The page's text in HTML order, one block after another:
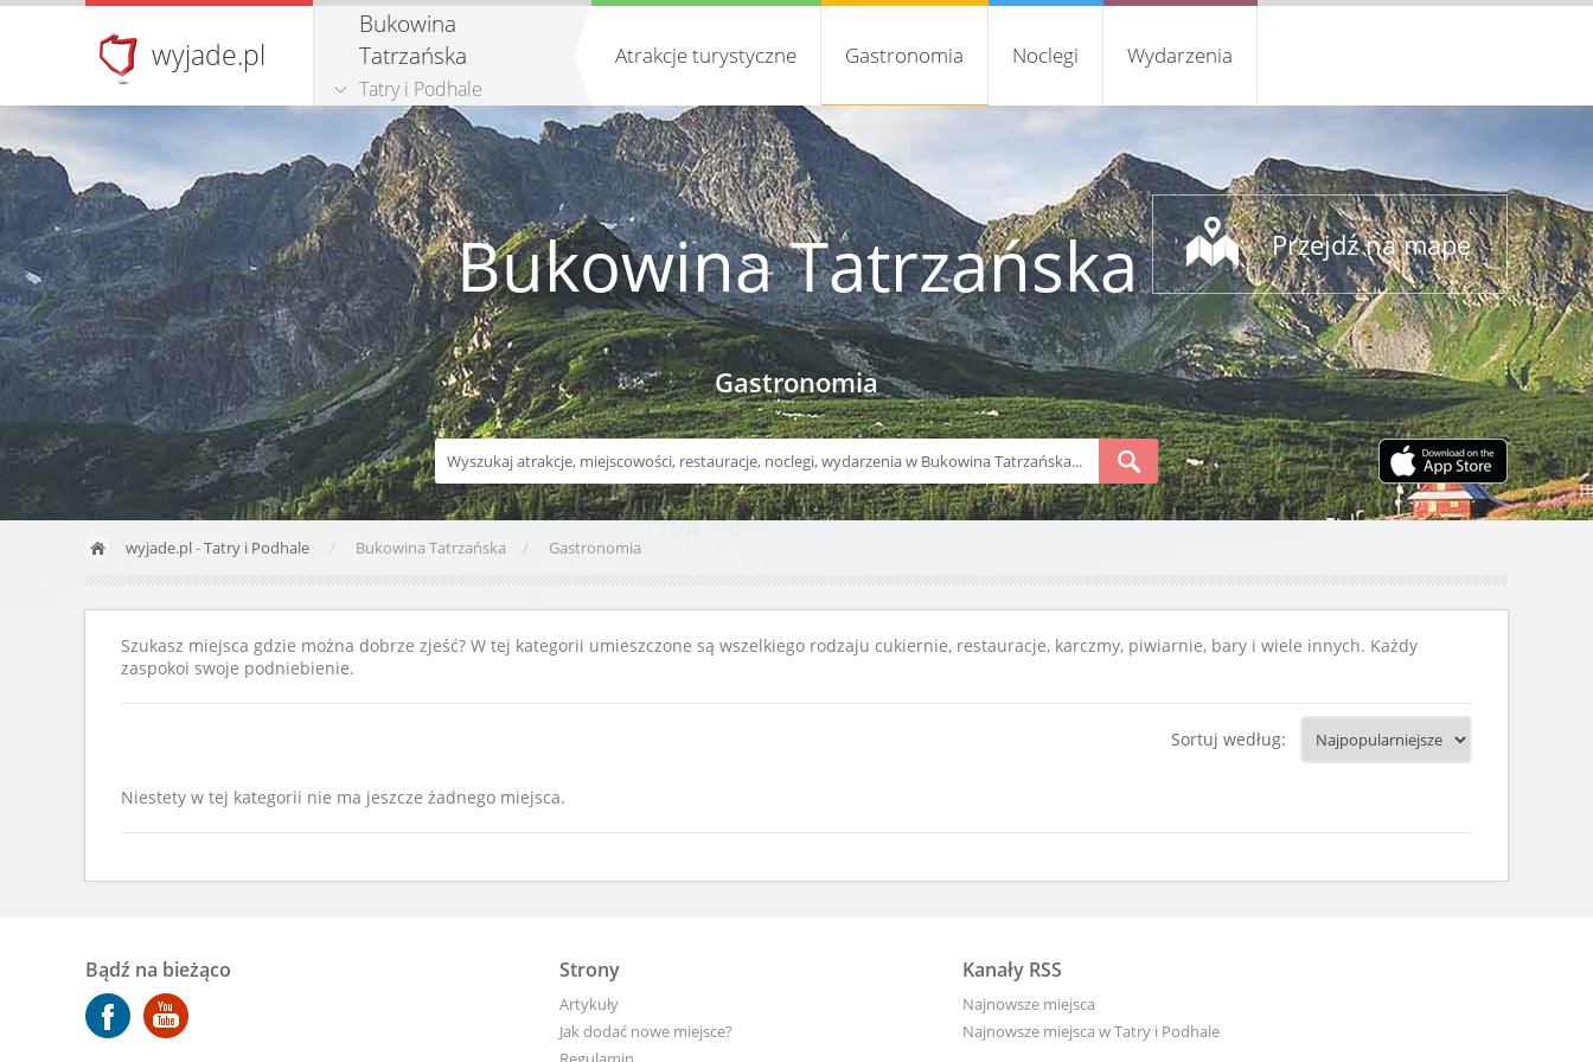
wyjade.pl
Bukowina
Tatrzańska
Tatry i Podhale
Atrakcje turystyczne Gastronomia Noclegi Wydarzenia
Bukowina Tatrzańska
Gastronomia
Przejdź na mapę
wyjade.pl-Tatry i Podhale Bukowina Tatrzańska Gastronomia
Szukasz miejsca gdzie można dobrze zjeść? W tej kategorii umieszczone są wszelkiego rodzaju cukiernie, restauracje, karczmy, piwiarnie, bary i wiele innych. Każdy
zaspokoi swoje podniebienie.
Sortuj według:
Niestety w tej kategorii nie ma jeszcze żadnego miejsca.
Bądź na bieżąco Strony
Artykuły
Jak dodać nowe miejsce?
Kanały RSS
Najnowsze miejsca
Najnowsze miejsca w Tatry i Podhale